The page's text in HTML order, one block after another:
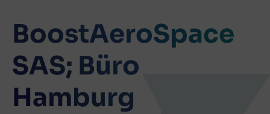
BoostAeroSpace
SAS; Büro
Hamburg